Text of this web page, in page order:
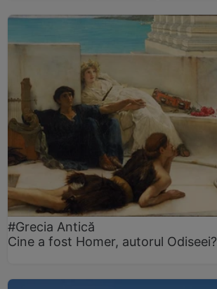
#Grecia Antică
Cine a fost Homer, autorul Odiseei?